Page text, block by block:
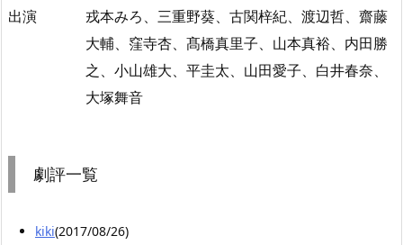
出演
戎本みろ、三重野葵、古関梓紀、渡辺哲、齋藤
大輔、窪寺杏、髙橋真里子、山本真裕、内田勝
之、小山雄大、平圭太、山田愛子、白井春奈、
大塚舞音
劇評一覧
kiki(2017/08/26)